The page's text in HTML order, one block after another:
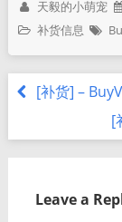
天毅的小萌宠
补货信息
[补货] –
[
Leave a